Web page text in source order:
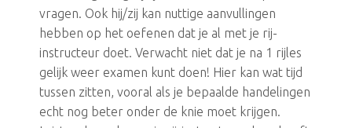
vragen. Ook hij/zij kan nuttige aanvullingen
hebben op het oefenen dat je al met je rij-
instructeur doet. Verwacht niet dat je na 1 rijles
gelijk weer examen kunt doen! Hier kan wat tijd
tussen zitten, vooral als je bepaalde handelingen
echt nog beter onder de knie moet krijgen.